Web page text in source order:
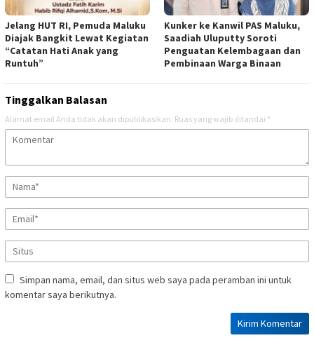
Jelang HUT RI, Pemuda Maluku
Diajak Bangkit Lewat Kegiatan
“Catatan Hati Anak yang
Runtuh”
Kunker ke Kanwil PAS Maluku,
Saadiah Uluputty Soroti
Penguatan Kelembagaan dan
Pembinaan Warga Binaan
Tinggalkan Balasan
Alamat email Anda tidak akan dipublikasikan. Ruas yang wajib ditandai *
Simpan nama, email, dan situs web saya pada peramban ini untuk
komentar saya berikutnya.